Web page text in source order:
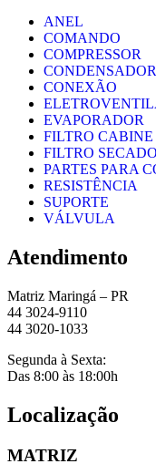
ANEL
COMANDO
COMPRESSOR
CONDENSADOR
CONEXÃO
EVAPORADOR
FILTRO CABINE
FILTRO
PARTES PARA
RESISTÊNCIA
SUPORTE
VÁLVULA
Atendimento
Matriz Maringá – PR
44 3024-9110
44 3020-1033
Segunda à Sexta:
Das 8:00 às 18:00h
Localização
MATRIZ